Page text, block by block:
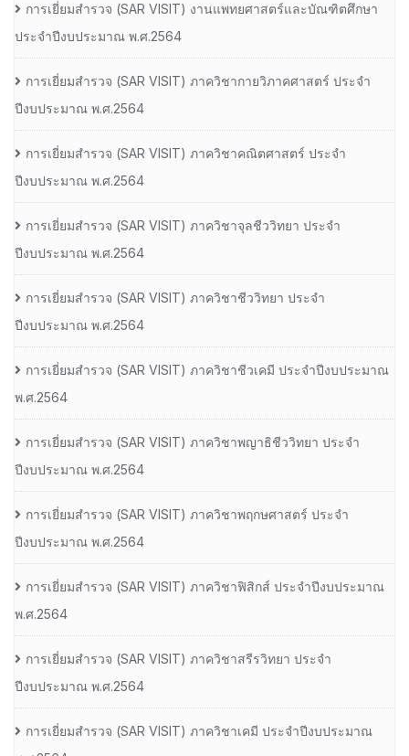
การเยี่ยมสํารวจ (SAR VISIT) งานแพทยศาสตร์และบัณฑิตศึกษา
ประจําปีงบประมาณ พ.ศ.2564
การเยี่ยมสํารวจ (SAR VISIT) ภาควิชากายวิภาคศาสตร์ ประจํา
ปีงบประมาณ พ.ศ.2564
การเยี่ยมสํารวจ (SAR VISIT) ภาควิชาคณิตศาสตร์ ประจํา
ปีงบประมาณ พ.ศ.2564
การเยี่ยมสํารวจ (SAR VISIT) ภาควิชาจุลชีววิทยา ประจํา
ปีงบประมาณ พ.ศ.2564
การเยี่ยมสํารวจ (SAR VISIT) ภาควิชาชีววิทยา ประจํา
ปีงบประมาณ พ.ศ.2564
การเยี่ยมสํารวจ (SAR VISIT) ภาควิชาชีวเคมี ประจําปีงบประมาณ
พ.ศ.2564
การเยี่ยมสํารวจ (SAR VISIT) ภาควิชาพญาธิชีววิทยา ประจํา
ปีงบประมาณ พ.ศ.2564
การเยี่ยมสํารวจ (SAR VISIT) ภาควิชาพฤกษศาสตร์ ประจํา
ปีงบประมาณ พ.ศ.2564
การเยี่ยมสํารวจ (SAR VISIT) ภาควิชาฟิสิกส์ ประจําปีงบประมาณ
พ.ศ.2564
การเยี่ยมสํารวจ (SAR VISIT) ภาควิชาสรีรวิทยา ประจํา
ปีงบประมาณ พ.ศ.2564
การเยี่ยมสํารวจ (SAR VISIT) ภาควิชาเคมี ประจําปีงบประมาณ